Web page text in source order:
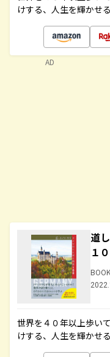
けする、人生を輝かせ
道
１
世界を４０年以上歩い
けする、人生を輝かせ
AD